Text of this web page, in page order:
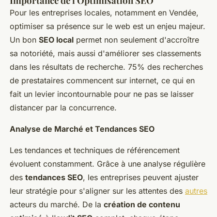
Pour les entreprises locales, notamment en Vendée,
optimiser sa présence sur le web est un enjeu majeur.
Un bon SEO local permet non seulement d'accroître
sa notoriété, mais aussi d'améliorer ses classements
dans les résultats de recherche. 75% des recherches
de prestataires commencent sur internet, ce qui en
fait un levier incontournable pour ne pas se laisser
distancer par la concurrence.
Analyse de Marché et Tendances SEO
Les tendances et techniques de référencement
évoluent constamment. Grâce à une analyse régulière
des tendances SEO, les entreprises peuvent ajuster
leur stratégie pour s'aligner sur les attentes des autres
acteurs du marché. De la création de contenu